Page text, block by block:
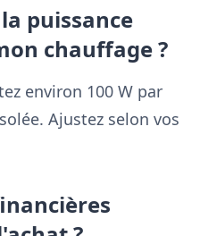
puissance
chauffage ?
environ 100 W par
Ajustez selon vos